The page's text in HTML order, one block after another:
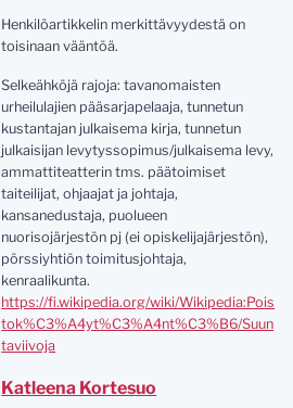
Henkilöartikkelin merkittävyydestä on
toisinaan vääntöä.
Selkeähköjä rajoja: tavanomaisten
urheilulajien pääsarjapelaaja, tunnetun
kustantajan julkaisema kirja, tunnetun
julkaisijan levytyssopimus/julkaisema levy,
ammattiteatterin tms. päätoimiset
taiteilijat, ohjaajat ja johtaja,
kansanedustaja, puolueen
nuorisojärjestön pj (ei opiskelijajärjestön),
pörssiyhtiön toimitusjohtaja,
kenraalikunta.
https://fi.wikipedia.org/wiki/Wikipedia:Pois
tok%C3%A4yt%C3%A4nt%C3%B6/Suun
taviivoja
Katleena Kortesuo